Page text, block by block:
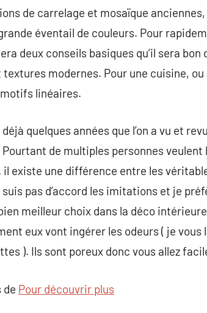
de carrelage et mosaïque
éventail de couleurs. Pour
deux conseils basiques qu’il sera
modernes. Pour une cuisine,
linéaires.
quelques années que l’on a vu et
de multiples personnes veulent
existe une différence entre les
pas d’accord les imitations et je
meilleur choix dans la déco
eux vont ingérer les odeurs ( je
). Ils sont poreux donc vous allez
de Pour découvrir plus